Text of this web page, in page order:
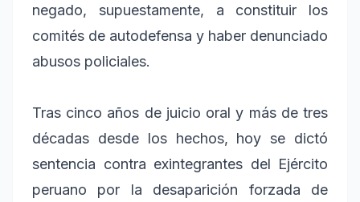
negado, supuestamente, a constituir los
comités de autodefensa y haber denunciado
abusos policiales.
Tras cinco años de juicio oral y más de tres
décadas desde los hechos, hoy se dictó
sentencia contra exintegrantes del Ejército
peruano por la desaparición forzada de